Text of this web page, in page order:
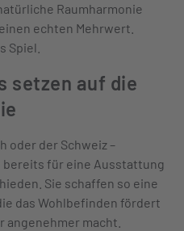
Raumharmonie
echten Mehrwert.
Spiel.
setzen auf die
oder der Schweiz –
bereits für eine Ausstattung
Sie schaffen so eine
das Wohlbefinden fördert
macht.